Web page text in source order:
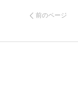
前のページ